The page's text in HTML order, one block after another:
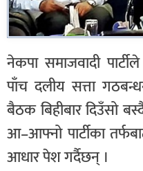
नेकपा समाजवादी
पाँच दलीय सत्ता
बैठक बिहीबार दिउँसो
आ–आफ्नो पार्टीका
आधार पेश गर्दैछन् ।